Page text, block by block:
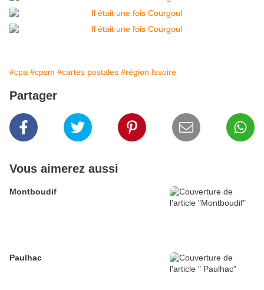
#cpa #cpsm #cartes postales #région Issoire
Partager
Vous aimerez aussi
Montboudif
Paulhac